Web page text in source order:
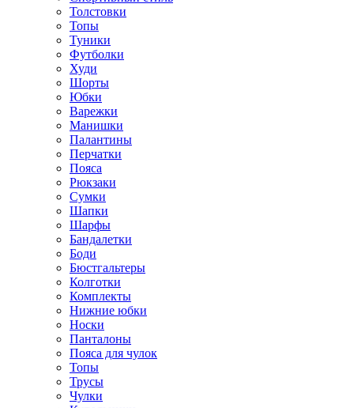
Толстовки
Топы
Туники
Футболки
Худи
Шорты
Юбки
Варежки
Манишки
Палантины
Перчатки
Пояса
Рюкзаки
Сумки
Шапки
Шарфы
Бандалетки
Боди
Бюстгальтеры
Колготки
Комплекты
Нижние юбки
Носки
Панталоны
Поясa для чулок
Топы
Трусы
Чулки